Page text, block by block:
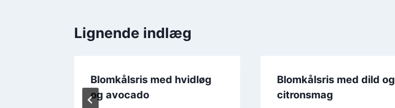
Lignende indlæg
Blomkålsris med hvidløg
og avocado
Blomkålsris med dild og
citronsmag